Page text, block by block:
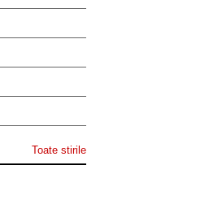
Toate stirile